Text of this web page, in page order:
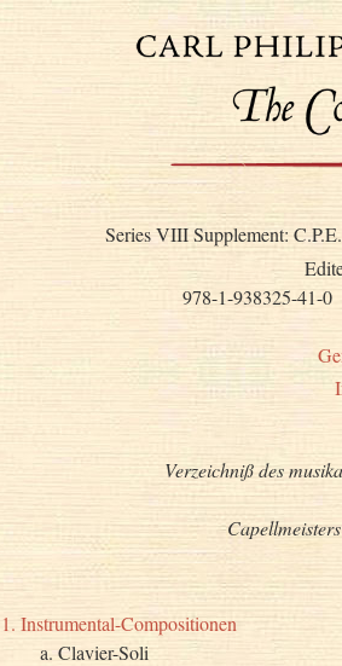
Series VIII Supplement:
978-1-938325-41-0
Verzeichniß des
1. Instrumental-Compositionen
a. Clavier-Soli